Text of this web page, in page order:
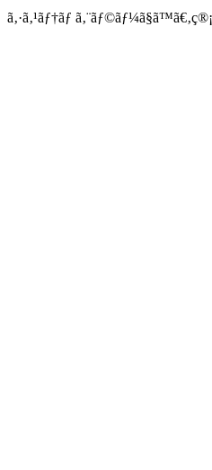
ã‚·ã‚¹ãƒ†ãƒ